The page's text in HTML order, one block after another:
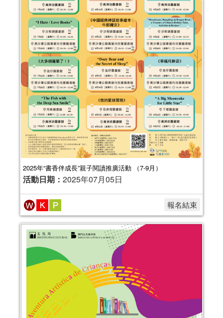
2025年“書香伴成長”親子閱讀推廣活動 （7-9月）
活動日期： 2025年07月05日
報名結束